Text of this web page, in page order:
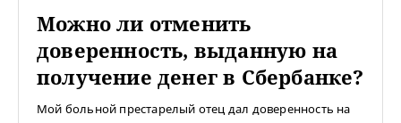
Можно ли отменить
доверенность, выданную на
получение денег в Сбербанке?
Мой больной престарелый отец дал доверенность на